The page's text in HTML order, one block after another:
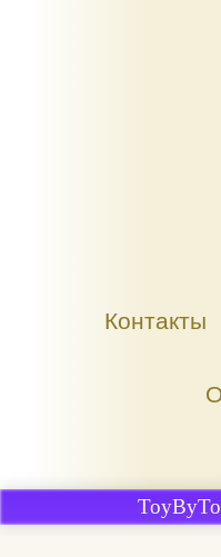
Контакты